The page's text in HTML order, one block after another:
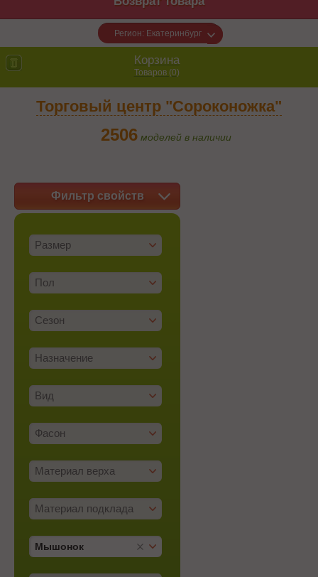
Регион: Екатеринбург
Корзина
Товаров (0)
Торговый центр "Сороконожка"
2506 моделей в наличии
Фильтр свойств
Размер
Пол
Сезон
Назначение
Вид
Фасон
Материал верха
Материал подклада
Мышонок